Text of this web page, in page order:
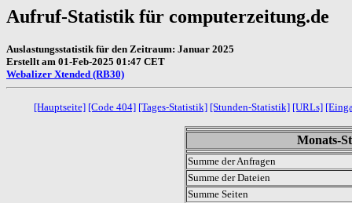
Aufruf-Statistik für computerzeitung.de
Auslastungsstatistik für den Zeitraum: Januar 2025
Erstellt am 01-Feb-2025 01:47 CET
Webalizer Xtended (RB30)
[Hauptseite] [Code 404] [Tages-Statistik] [Stunden-Statistik] [URLs]
Monats-
Summe der Anfragen
Summe der Dateien
Summe Seiten